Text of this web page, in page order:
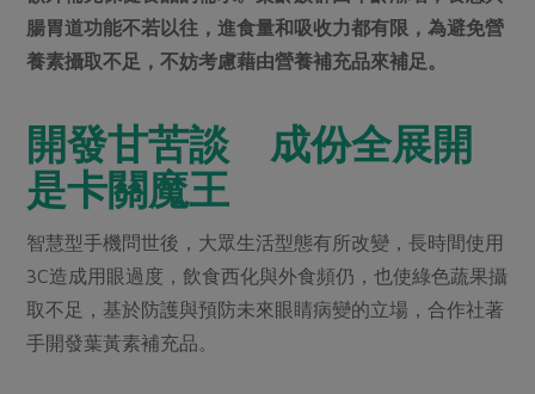
保健食品
居家好物
美妝保養 個人清潔
家庭清潔 織品
日用品
防災用品
最新產品
涼拌沙拉
飲品
主題食譜
異國料理
年菜食譜
養身食補
節慶大餐
主婦聯盟X樂齡網特約優惠案
2024農業發展計畫年度報告
更多議題活動
把最好的台灣味帶回家！
減添加物 減塑減廢
公益金 食農教育
生活者e週報
典藏閱覽室
社員權益
社務專區
選舉專區
最新消息
下載專區
腸胃道功能不若以往，進食量和吸收力都有限，為避免營
養素攝取不足，不妨考慮藉由營養補充品來補足。
開發甘苦談 成份全展開
是卡關魔王
智慧型手機問世後，大眾生活型態有所改變，長時間使用
3C造成用眼過度，飲食西化與外食頻仍，也使綠色蔬果攝
取不足，基於防護與預防未來眼睛病變的立場，合作社著
手開發葉黃素補充品。